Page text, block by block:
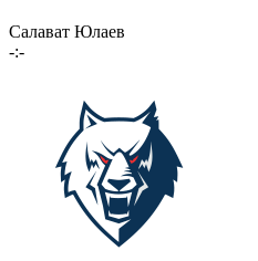
Салават Юлаев
-:-